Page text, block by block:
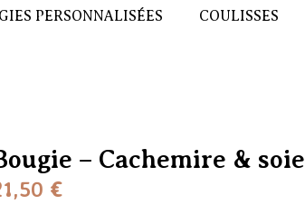
PERSONNALISÉES COULISSES
– Cachemire & soie
€